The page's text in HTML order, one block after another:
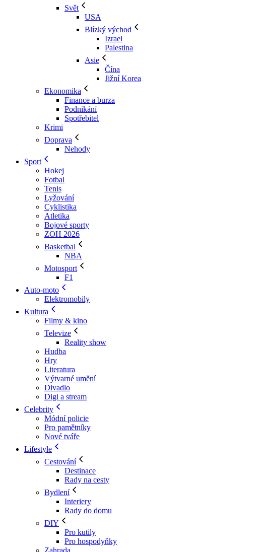
Svět
USA
Blízký východ
Izrael
Palestina
Asie
Čína
Jižní Korea
Ekonomika
Finance a burza
Podnikání
Spotřebitel
Krimi
Doprava
Nehody
Sport
Hokej
Fotbal
Tenis
Lyžování
Cyklistika
Atletika
Bojové sporty
ZOH 2026
Basketbal
NBA
Motosport
F1
Auto-moto
Elektromobily
Kultura
Filmy & kino
Televize
Reality show
Hudba
Hry
Literatura
Výtvarné umění
Divadlo
Digi a stream
Celebrity
Módní policie
Pro pamětníky
Nové tváře
Lifestyle
Cestování
Destinace
Rady na cesty
Bydlení
Interiery
Rady do domu
DIY
Pro kutily
Pro hospodyňky
Zahrada